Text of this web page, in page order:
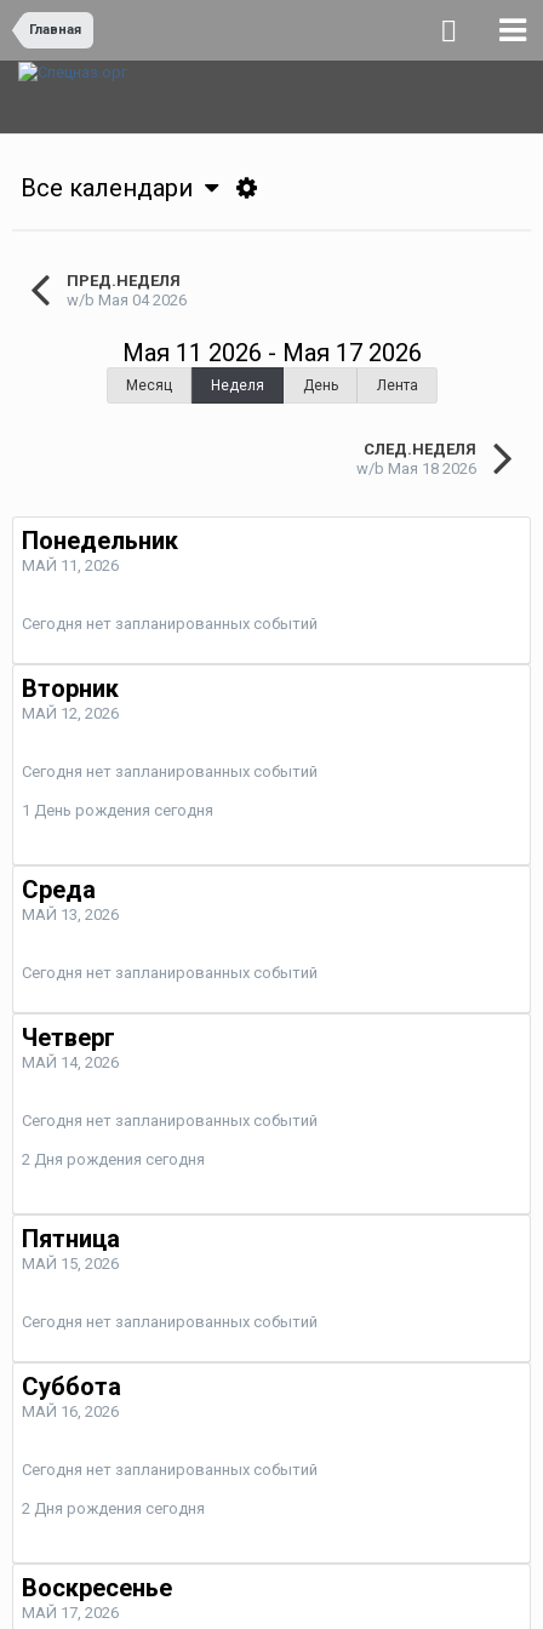
Главная
Все календари
ПРЕД.НЕДЕЛЯ
w/b Мая 04 2026
Мая 11 2026 - Мая 17 2026
Месяц Неделя День Лента
СЛЕД.НЕДЕЛЯ
w/b Мая 18 2026
Понедельник
МАЙ 11, 2026
Сегодня нет запланированных событий
Вторник
МАЙ 12, 2026
Сегодня нет запланированных событий
1 День рождения сегодня
Среда
МАЙ 13, 2026
Сегодня нет запланированных событий
Четверг
МАЙ 14, 2026
Сегодня нет запланированных событий
2 Дня рождения сегодня
Пятница
МАЙ 15, 2026
Сегодня нет запланированных событий
Суббота
МАЙ 16, 2026
Сегодня нет запланированных событий
2 Дня рождения сегодня
Воскресенье
МАЙ 17, 2026